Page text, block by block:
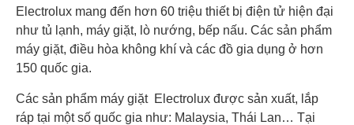
Electrolux mang đến hơn 60 triệu thiết bị điện tử hiện đại
như tủ lạnh, máy giặt, lò nướng, bếp nấu. Các sản phẩm
máy giặt, điều hòa không khí và các đồ gia dụng ở hơn
150 quốc gia.
Các sản phẩm máy giặt Electrolux được sản xuất, lắp
ráp tại một số quốc gia như: Malaysia, Thái Lan… Tại